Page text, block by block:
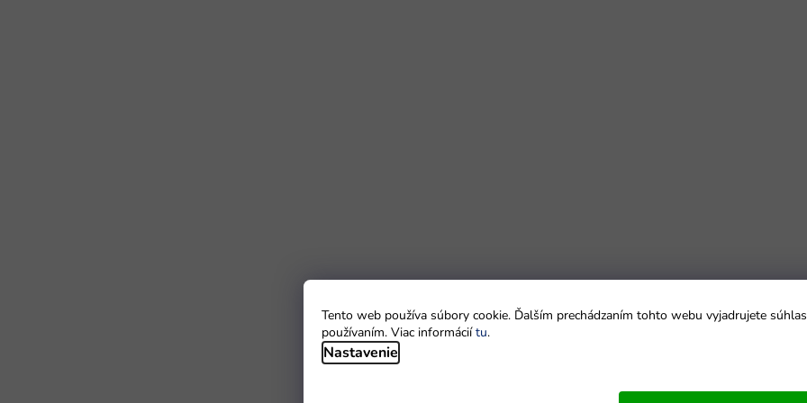
Tento web používa súbory cookie. Ďalším prechádzaním tohto webu vyjadrujete
používaním. Viac informáciítu.
Nastavenie